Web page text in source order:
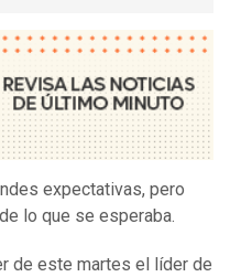
expectativas, pero
lo que se esperaba.
de este martes el líder de